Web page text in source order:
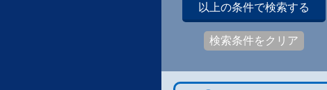
以上の条件で検索する
検索条件をクリア